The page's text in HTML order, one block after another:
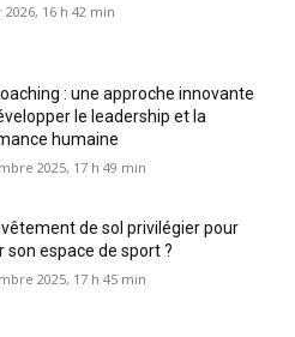
16 h 42 min
: une approche innovante
le leadership et la
humaine
2025, 17 h 49 min
de sol privilégier pour
son espace de sport ?
2025, 17 h 45 min